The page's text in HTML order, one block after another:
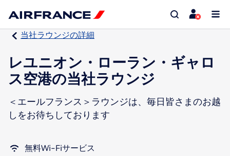
当社ラウンジの詳細
レユニオン・ローラン・ギャロ
ス空港の当社ラウンジ
＜エールフランス＞ラウンジは、毎日皆さまのお越
しをお待ちしております
無料Wi-Fiサービス